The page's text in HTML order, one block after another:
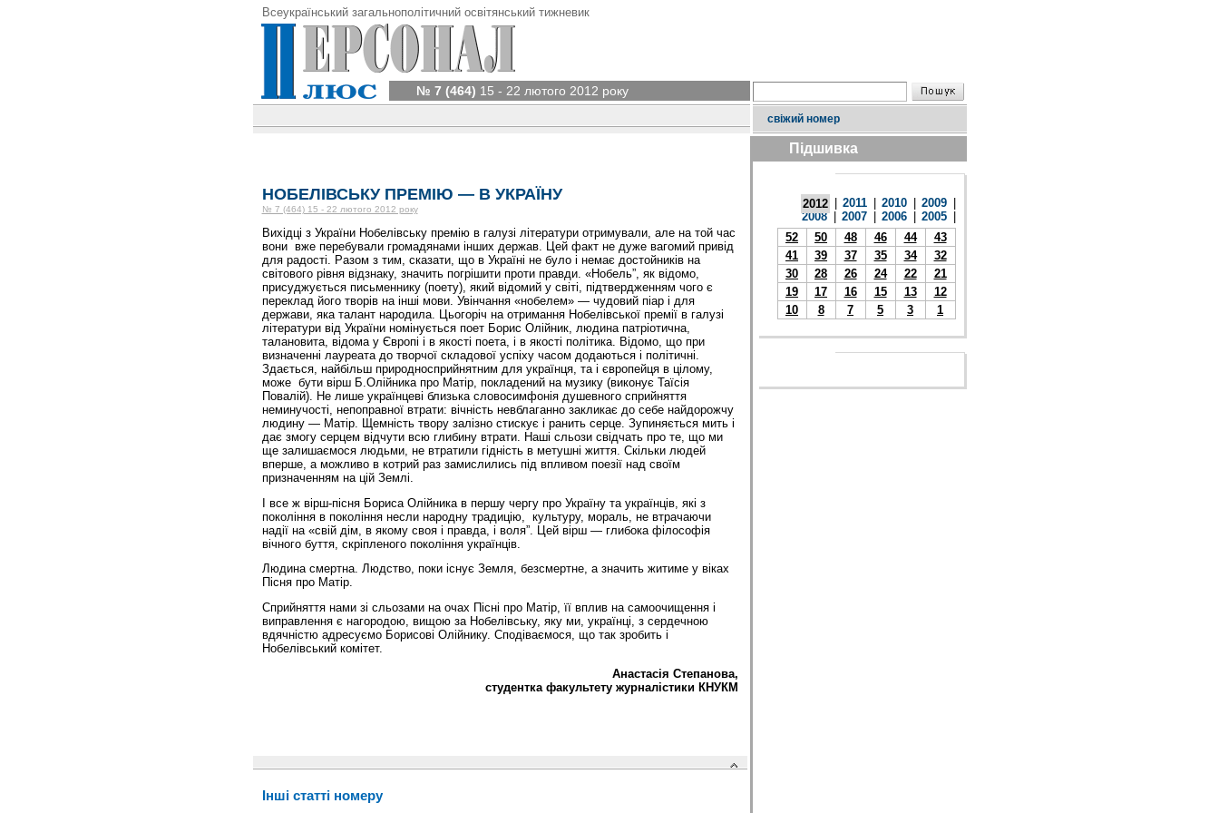
Всеукраїнський загальнополітичний освітянський тижневик
№ 7 (464) 15 - 22 лютого 2012 року
свіжий номер
НОБЕЛІВСЬКУ ПРЕМІЮ — В УКРАЇНУ
№ 7 (464) 15 - 22 лютого 2012 року
Вихідці з України Нобелівську премію в галузі літератури отримували, але на той час
вони вже перебували громадянами інших держав. Цей факт не дуже вагомий привід
для радості. Разом з тим, сказати, що в Україні не було і немає достойників на
світового рівня відзнаку, значить погрішити проти правди. «Нобель”, як відомо,
присуджується письменнику (поету), який відомий у світі, підтвердженням чого є
переклад його творів на інші мови. Увінчання «нобелем» — чудовий піар і для
держави, яка талант народила. Цьогоріч на отримання Нобелівської премії в галузі
літератури від України номінується поет Борис Олійник, людина патріотична,
талановита, відома у Європі і в якості поета, і в якості політика. Відомо, що при
визначенні лауреата до творчої складової успіху часом додаються і політичні.
Здається, найбільш природносприйнятним для українця, та і європейця в цілому,
може бути вірш Б.Олійника про Матір, покладений на музику (виконує Таїсія
Повалій). Не лише українцеві близька словосимфонія душевного сприйняття
неминучості, непоправної втрати: вічність невблаганно закликає до себе найдорожчу
людину — Матір. Щемність твору залізно стискує і ранить серце. Зупиняється мить і
дає змогу серцем відчути всю глибину втрати. Наші сльози свідчать про те, що ми
ще залишаємося людьми, не втратили гідність в метушні життя. Скільки людей
вперше, а можливо в котрий раз замислились під впливом поезії над своїм
призначенням на цій Землі.
І все ж вірш-пісня Бориса Олійника в першу чергу про Україну та українців, які з
покоління в покоління несли народну традицію, культуру, мораль, не втрачаючи
надії на «свій дім, в якому своя і правда, і воля”. Цей вірш — глибока філософія
вічного буття, скріпленого покоління українців.
Людина смертна. Людство, поки існує Земля, безсмертне, а значить житиме у віках
Пісня про Матір.
Сприйняття нами зі сльозами на очах Пісні про Матір, її вплив на самоочищення і
виправлення є нагородою, вищою за Нобелівську, яку ми, українці, з сердечною
вдячністю адресуємо Борисові Олійнику. Сподіваємося, що так зробить і
Нобелівський комітет.
Анастасія Степанова,
студентка факультету журналістики КНУКМ
Інші статті номеру
Підшивка
2012 2011 2010 2009
2008 | 2007 2006 2005
52
50 48 46 44
43
41
39 37 35 34
32
30
28 26 24 22
21
19
17 16 15 13
12
10
8 7 5 3 1